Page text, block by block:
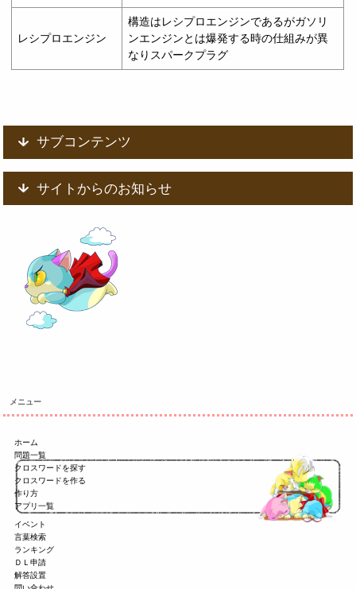
レシプロエンジン
構造はレシプロエンジンであるがガソリ
ンエンジンとは爆発する時の仕組みが異
なりスパークプラグ
サブコンテンツ
サイトからのお知らせ
メニュー
ホーム
問題一覧
クロスワードを探す
クロスワードを作る
作り方
アプリ一覧
イベント
言葉検索
ランキング
ＤＬ申請
解答設置